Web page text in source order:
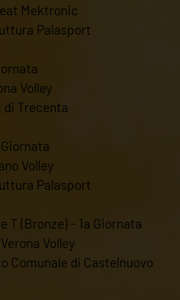
Mektronic
Palasport
Volley
di Trecenta
Volley
Palasport
T (Bronze) - 1a Giornata
Volley
Comunale di Castelnuovo